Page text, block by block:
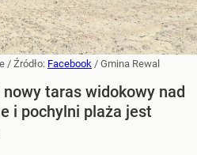
/ Źródło: Facebook / Gmina Rewal
taras widokowy nad
i pochylni plaża jest